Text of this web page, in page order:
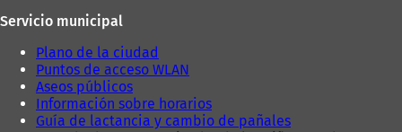
Servicio municipal
Plano de la ciudad
Puntos de acceso WLAN
Aseos públicos
Información sobre horarios
Guía de lactancia y cambio de pañales